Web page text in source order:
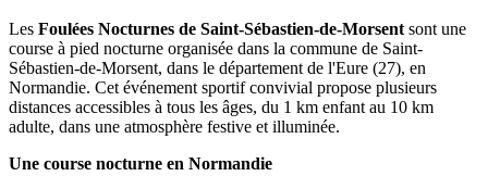
Les Foulées Nocturnes de Saint-Sébastien-de-Morsent sont une
course à pied nocturne organisée dans la commune de Saint-
Sébastien-de-Morsent, dans le département de l'Eure (27), en
Normandie. Cet événement sportif convivial propose plusieurs
distances accessibles à tous les âges, du 1 km enfant au 10 km
adulte, dans une atmosphère festive et illuminée.
Une course nocturne en Normandie